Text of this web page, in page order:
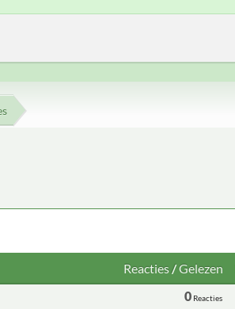
Reacties/Gelezen
0 Reacties